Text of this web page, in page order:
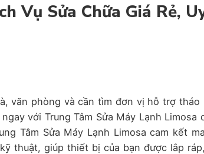
Vụ Sửa Chữa Giá Rẻ,
văn phòng và cần tìm đơn vị hỗ trợ tháo
với Trung Tâm Sửa Máy Lạnh Limosa
Tâm Sửa Máy Lạnh Limosa cam kết
thuật, giúp thiết bị của bạn được lắp